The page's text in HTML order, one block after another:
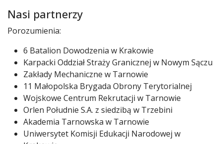
Nasi partnerzy
Porozumienia:
6 Batalion Dowodzenia w Krakowie
Karpacki Oddział Straży Granicznej w Nowym Sączu
Zakłady Mechaniczne w Tarnowie
11 Małopolska Brygada Obrony Terytorialnej
Wojskowe Centrum Rekrutacji w Tarnowie
Orlen Południe S.A. z siedzibą w Trzebini
Akademia Tarnowska w Tarnowie
Uniwersytet Komisji Edukacji Narodowej w